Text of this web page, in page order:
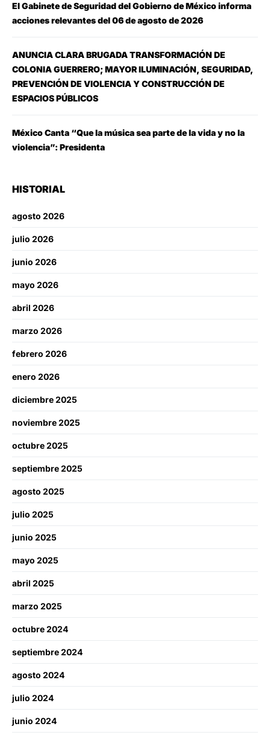
El Gabinete de Seguridad del Gobierno de México informa
acciones relevantes del 06 de agosto de 2026
ANUNCIA CLARA BRUGADA TRANSFORMACIÓN DE
COLONIA GUERRERO; MAYOR ILUMINACIÓN, SEGURIDAD,
PREVENCIÓN DE VIOLENCIA Y CONSTRUCCIÓN DE
ESPACIOS PÚBLICOS
México Canta “Que la música sea parte de la vida y no la
violencia”: Presidenta
HISTORIAL
agosto 2026
julio 2026
junio 2026
mayo 2026
abril 2026
marzo 2026
febrero 2026
enero 2026
diciembre 2025
noviembre 2025
octubre 2025
septiembre 2025
agosto 2025
julio 2025
junio 2025
mayo 2025
abril 2025
marzo 2025
octubre 2024
septiembre 2024
agosto 2024
julio 2024
junio 2024